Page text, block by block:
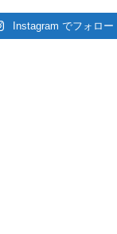
Instagram でフォロー